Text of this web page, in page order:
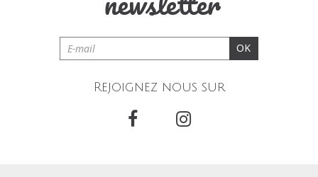
OK
Rejoignez nous sur